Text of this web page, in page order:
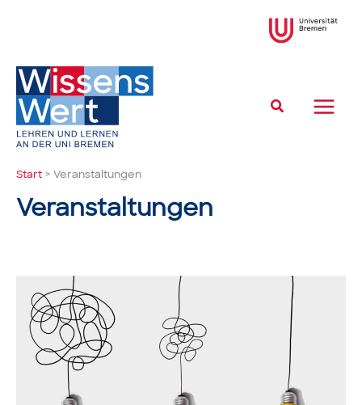
Suchen
Start Veranstaltungen
Veranstaltungen